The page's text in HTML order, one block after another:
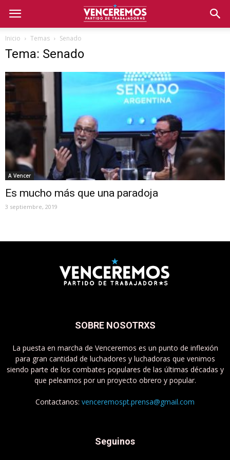
Inicio Temas Senado
Tema: Senado
A Vencer
Es mucho más que una paradoja
3 septiembre, 2019
SOBRE NOSOTRXS
La puesta en marcha de Venceremos es un punto de inflexión
para gran cantidad de luchadores y luchadoras que venimos
siendo parte de los combates populares de las últimas décadas y
que peleamos por un proyecto obrero y popular.
Contactanos: venceremospt.prensa@gmail.com
Seguinos